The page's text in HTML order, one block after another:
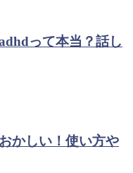
って本当？話し
かしい！使い方や